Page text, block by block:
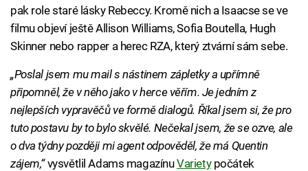
pak role staré lásky Rebeccy. Kromě nich a Isaacse se ve
filmu objeví ještě Allison Williams, Sofia Boutella, Hugh
Skinner nebo rapper a herec RZA, který ztvární sám sebe.
„Poslal jsem mu mail s nástinem zápletky a upřímně
připomněl, že v něho jako v herce věřím. Je jedním z
nejlepších vypravěčů ve formě dialogů. Říkal jsem si, že pro
tuto postavu by to bylo skvělé. Nečekal jsem, že se ozve, ale
o dva týdny později mi agent odpověděl, že má Quentin
zájem,“vysvětlil Adams magazínuVarietypočátek